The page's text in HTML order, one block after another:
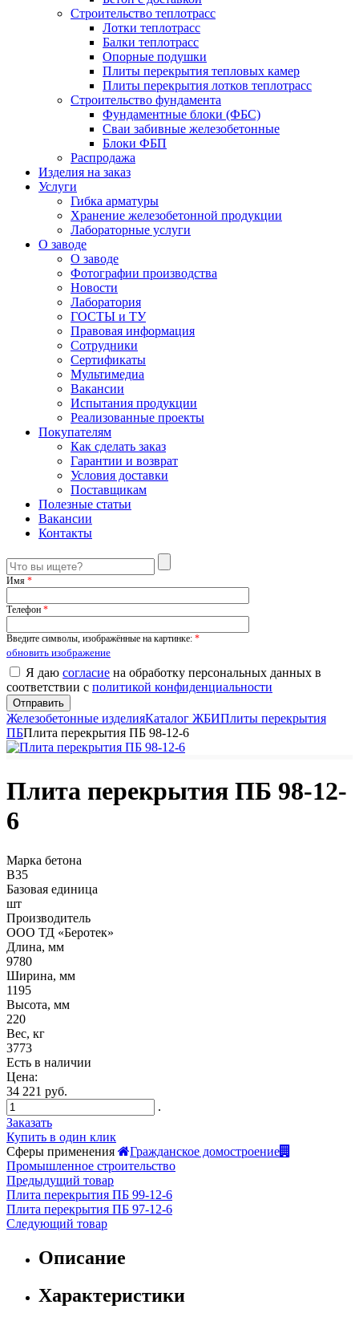
Строительство теплотрасс
Лотки теплотрасс
Балки теплотрасс
Опорные подушки
Плиты перекрытия тепловых камер
Плиты перекрытия лотков теплотрасс
Строительство фундамента
Фундаментные блоки (ФБС)
Сваи забивные железобетонные
Блоки ФБП
Распродажа
Изделия на заказ
Услуги
Гибка арматуры
Хранение железобетонной продукции
Лабораторные услуги
О заводе
О заводе
Фотографии производства
Новости
Лаборатория
ГОСТЫ и ТУ
Правовая информация
Сотрудники
Сертификаты
Мультимедиа
Вакансии
Испытания продукции
Реализованные проекты
Покупателям
Как сделать заказ
Гарантии и возврат
Условия доставки
Поставщикам
Полезные статьи
Вакансии
Контакты
Имя *
Телефон *
Введите символы, изображённые на картинке: *
обновить изображение
Я даю согласие на обработку персональных данных в
соответствии с политикой конфиденциальности
Железобетонные изделияКаталог ЖБИПлиты перекрытия
ПБПлита перекрытия ПБ 98-12-6
Плита перекрытия ПБ 98-12-
6
Марка бетона
B35
Базовая единица
шт
Производитель
ООО ТД «Беротек»
Длина, мм
9780
Ширина, мм
1195
Высота, мм
220
Вес, кг
3773
Есть в наличии
Цена:
34 221 руб.
.
Заказать
Купить в один клик
Сферы применения
Гражданское домостроение
Промышленное строительство
Предыдущий товар
Плита перекрытия ПБ 99-12-6
Плита перекрытия ПБ 97-12-6
Следующий товар
Описание
Характеристики